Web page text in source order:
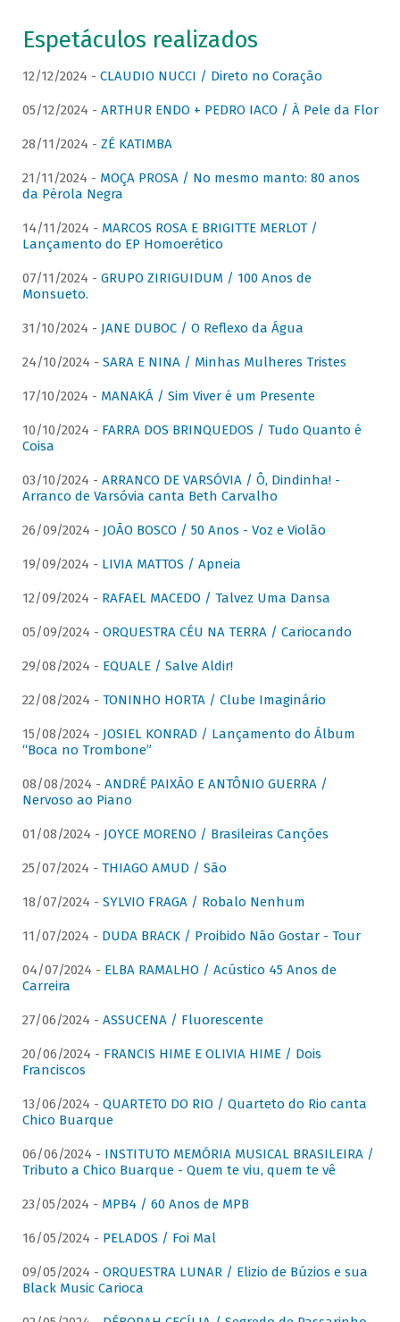
Espetáculos realizados
12/12/2024 - CLAUDIO NUCCI / Direto no Coração
05/12/2024 - ARTHUR ENDO + PEDRO IACO / À Pele da Flor
28/11/2024 - ZÉ KATIMBA
21/11/2024 - MOÇA PROSA / No mesmo manto: 80 anos
da Pérola Negra
14/11/2024 - MARCOS ROSA E BRIGITTE MERLOT /
Lançamento do EP Homoerético
07/11/2024 - GRUPO ZIRIGUIDUM / 100 Anos de
Monsueto.
31/10/2024 - JANE DUBOC / O Reflexo da Água
24/10/2024 - SARA E NINA / Minhas Mulheres Tristes
17/10/2024 - MANAKÁ / Sim Viver é um Presente
10/10/2024 - FARRA DOS BRINQUEDOS / Tudo Quanto é
Coisa
03/10/2024 - ARRANCO DE VARSÓVIA / Ô, Dindinha! -
Arranco de Varsóvia canta Beth Carvalho
26/09/2024 - JOÃO BOSCO / 50 Anos - Voz e Violão
19/09/2024 - LIVIA MATTOS / Apneia
12/09/2024 - RAFAEL MACEDO / Talvez Uma Dansa
05/09/2024 - ORQUESTRA CÉU NA TERRA / Cariocando
29/08/2024 - EQUALE / Salve Aldir!
22/08/2024 - TONINHO HORTA / Clube Imaginário
15/08/2024 - JOSIEL KONRAD / Lançamento do Álbum
“Boca no Trombone”
08/08/2024 - ANDRÉ PAIXÃO E ANTÔNIO GUERRA /
Nervoso ao Piano
01/08/2024 - JOYCE MORENO / Brasileiras Canções
25/07/2024 - THIAGO AMUD / São
18/07/2024 - SYLVIO FRAGA / Robalo Nenhum
11/07/2024 - DUDA BRACK / Proibido Não Gostar - Tour
04/07/2024 - ELBA RAMALHO / Acústico 45 Anos de
Carreira
27/06/2024 - ASSUCENA / Fluorescente
20/06/2024 - FRANCIS HIME E OLIVIA HIME / Dois
Franciscos
13/06/2024 - QUARTETO DO RIO / Quarteto do Rio canta
Chico Buarque
06/06/2024 - INSTITUTO MEMÓRIA MUSICAL BRASILEIRA /
Tributo a Chico Buarque - Quem te viu, quem te vê
23/05/2024 - MPB4 / 60 Anos de MPB
16/05/2024 - PELADOS / Foi Mal
09/05/2024 - ORQUESTRA LUNAR / Elizio de Búzios e sua
Black Music Carioca